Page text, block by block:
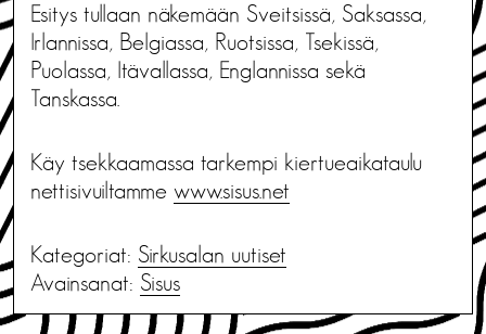
Esitys tullaan näkemään Sveitsissä, Saksassa,
Irlannissa, Belgiassa, Ruotsissa, Tsekissä,
Puolassa, Itävallassa, Englannissa sekä
Tanskassa.
Käy tsekkaamassa tarkempi kiertueaikataulu
nettisivuiltamme www.sisus.net
Kategoriat: Sirkusalan uutiset
Avainsanat: Sisus